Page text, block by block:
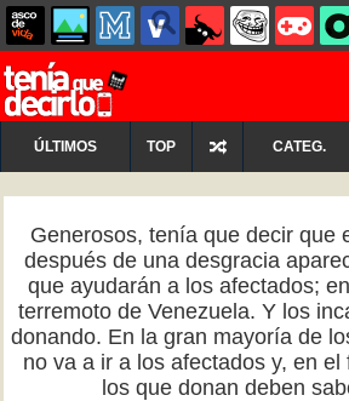
ÚLTIMOS TOP CATEG.
Generosos, tenía que decir que
después de una desgracia
que ayudarán a los afectados;
terremoto de Venezuela. Y los
donando. En la gran mayoría de
no va a ir a los afectados y, en
los que donan deben